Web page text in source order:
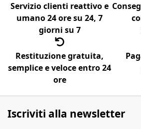
Servizio clienti reattivo e
umano 24 ore su 24, 7
giorni su 7
Restituzione gratuita,
semplice e veloce entro 24
ore
Iscriviti alla newsletter